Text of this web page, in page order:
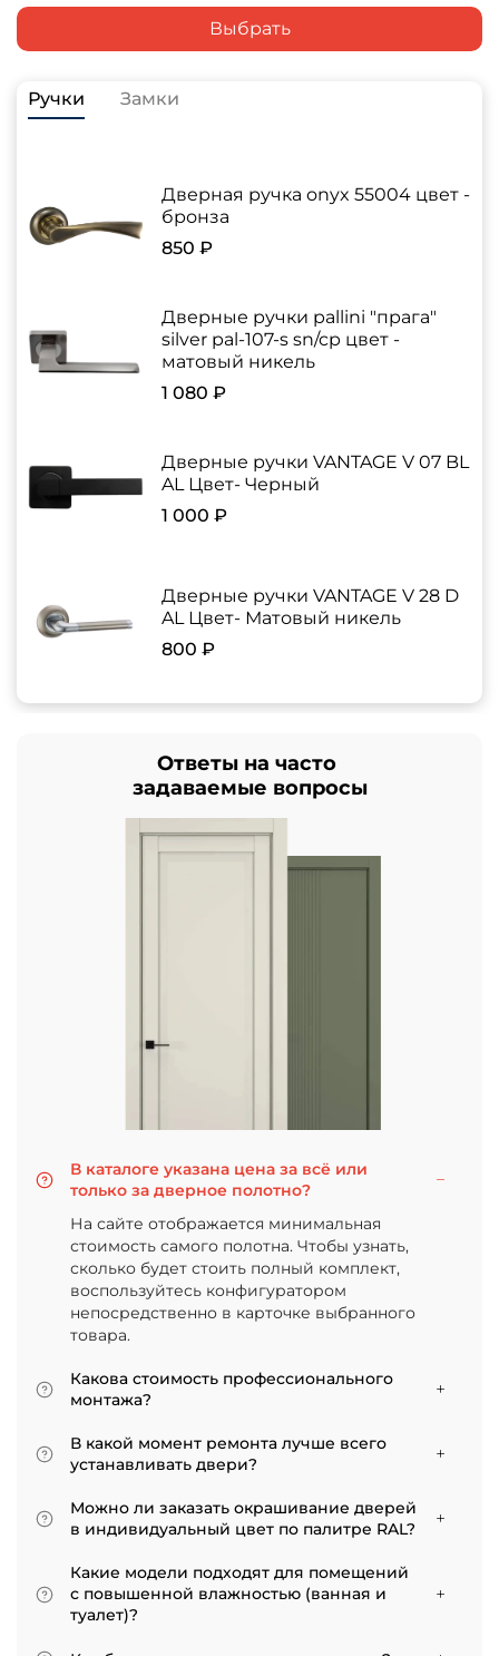
Выбрать
Ручки Замки
Дверная ручка onyx 55004 цвет -
бронза
850 ₽
Дверные ручки pallini "прага"
silver pal-107-s sn/cp цвет -
матовый никель
1 080 ₽
Дверные ручки VANTAGE V 07 BL
AL Цвет- Черный
1 000 ₽
Дверные ручки VANTAGE V 28 D
AL Цвет- Матовый никель
800 ₽
Ответы на часто
задаваемые вопросы
В каталоге указана цена за всё или
только за дверное полотно?
На сайте отображается минимальная
стоимость самого полотна. Чтобы узнать,
сколько будет стоить полный комплект,
воспользуйтесь конфигуратором
непосредственно в карточке выбранного
товара.
Какова стоимость профессионального
монтажа?
Итоговая сумма зависит от типа отделки
двери и габаритов проема. Минимальная
цена за установку стандартной двери с
покрытием «экошпон» начинается от 5000
рублей.
В какой момент ремонта лучше всего
устанавливать двери?
Мы советуем приступать к монтажу после
того, как уложено напольное покрытие. В
противном случае из-за изменения уровня
пола полотно может не подойти по высоте, и
его придется подрезать. Оптимально ставить
двери по окончании всех отделочных работ.
Можно ли заказать окрашивание дверей
в индивидуальный цвет по палитре RAL?
ассортименте представлены эмалированные
модели от разных фабрик
Какие модели подходят для помещений
с повышенной влажностью (ванная и
туалет)?